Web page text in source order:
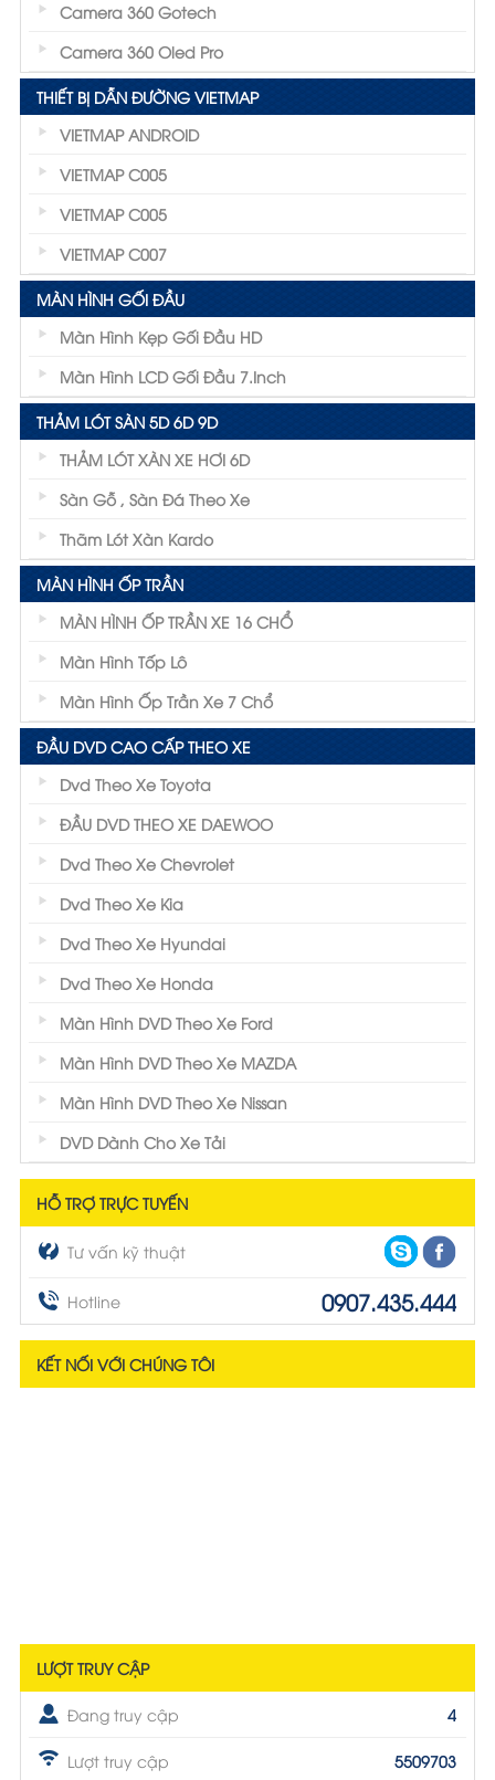
Camera 360 Gotech
Camera 360 Oled Pro
THIẾT BỊ DẪN ĐƯỜNG VIETMAP
VIETMAP ANDROID
VIETMAP C005
VIETMAP C005
VIETMAP C007
MÀN HÌNH GỐI ĐẦU
Màn Hình Kẹp Gối Đầu HD
Màn Hình LCD Gối Đầu 7.inch
THẢM LÓT SÀN 5D 6D 9D
THẢM LÓT XÀN XE HƠI 6D
Sàn Gỗ , Sàn Đá Theo Xe
Thãm Lót Xàn Kardo
MÀN HÌNH ỐP TRẦN
MÀN HÌNH ỐP TRẦN XE 16 CHỔ
Màn Hình Tốp Lô
Màn Hình Ốp Trần Xe 7 Chổ
ĐẦU DVD CAO CẤP THEO XE
Dvd Theo Xe Toyota
ĐẦU DVD THEO XE DAEWOO
Dvd Theo Xe Chevrolet
Dvd Theo Xe Kia
Dvd Theo Xe Hyundai
Dvd Theo Xe Honda
Màn Hình DVD Theo Xe Ford
Màn Hình DVD Theo Xe MAZDA
Màn Hình DVD Theo Xe Nissan
DVD Dành Cho Xe Tải
HỖ TRỢ TRỰC TUYẾN
Tư vấn kỹ thuật
Hotline 0907.435.444
KẾT NỐI VỚI CHÚNG TÔI
LƯỢT TRUY CẬP
Đang truy cập 4
Lượt truy cập 5509703